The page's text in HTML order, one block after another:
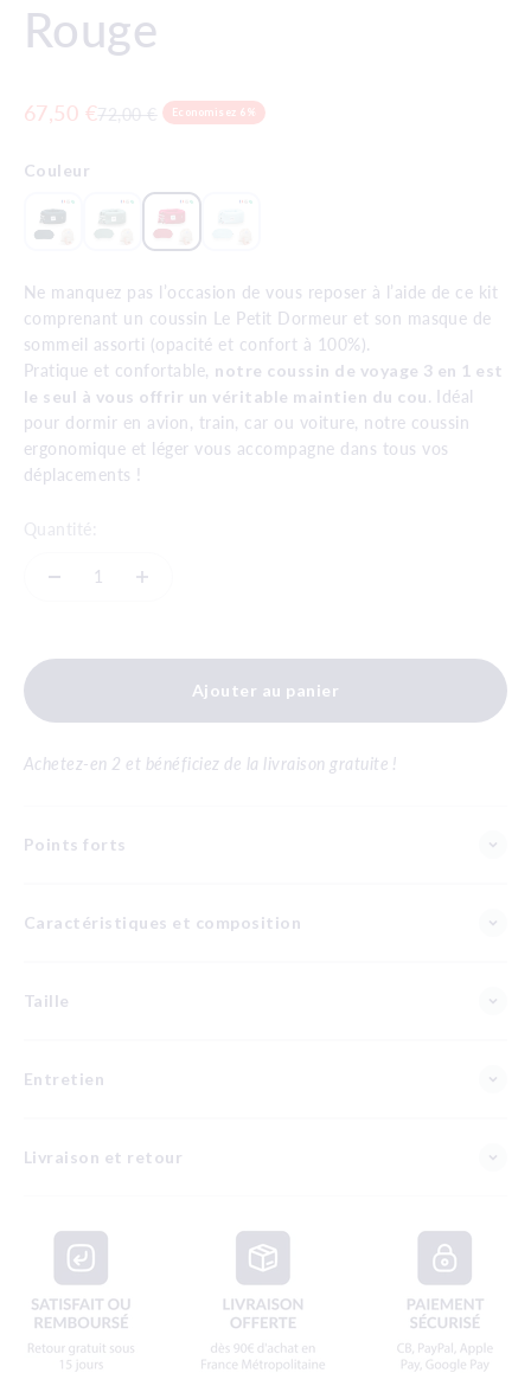
Rouge
Prix de vente
67,50 €Prix normal
72,00 € Economisez 6%
Couleur
Ne manquez pas l’occasion de vous reposer à l’aide de ce kit
comprenant un coussin Le Petit Dormeur et son masque de
sommeil assorti (opacité et confort à 100%).
Pratique et confortable, notre coussin de voyage 3 en 1 est
le seul à vous offrir un véritable maintien du cou. Idéal
pour dormir en avion, train, car ou voiture, notre coussin
ergonomique et léger vous accompagne dans tous vos
déplacements !
Ajouter au panier
Achetez-en 2 et bénéficiez de la livraison gratuite !
Points forts
Caractéristiques et composition
Taille
Entretien
Livraison et retour